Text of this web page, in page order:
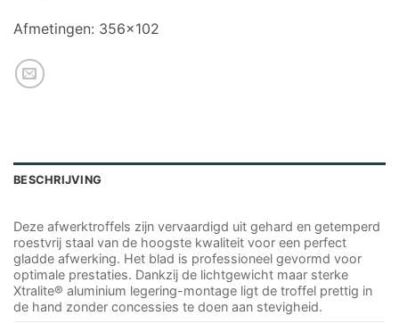
Afmetingen: 356×102
BESCHRIJVING
Deze afwerktroffels zijn vervaardigd uit gehard en getemperd
roestvrij staal van de hoogste kwaliteit voor een perfect
gladde afwerking. Het blad is professioneel gevormd voor
optimale prestaties. Dankzij de lichtgewicht maar sterke
Xtralite® aluminium legering-montage ligt de troffel prettig in
de hand zonder concessies te doen aan stevigheid.